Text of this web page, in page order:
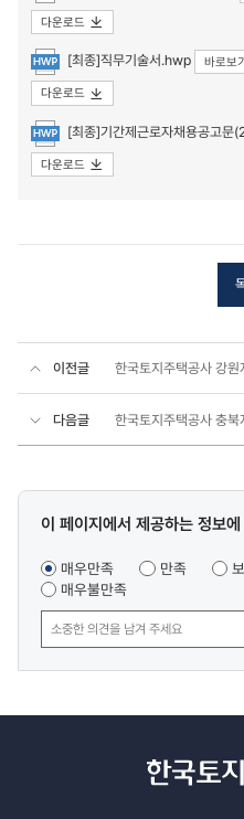
다운로드
[최종]직무기술서.hwp 바로보
다운로드
[최종]기간제근로자채용공고
다운로드
이전글
다음글 한국토지주택공사 충
콘텐츠
조사
이 페이지에서 제공하는 정보
매우만족 만족
매우불만족